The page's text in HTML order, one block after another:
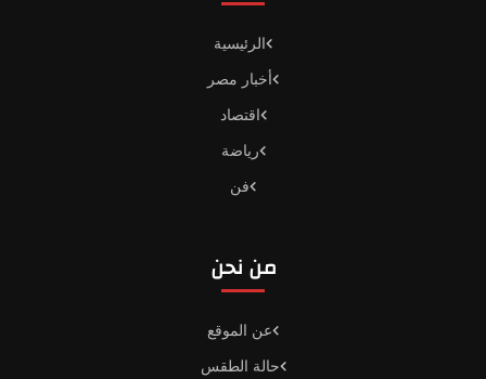
الرئيسية
أخبار مصر
اقتصاد
رياضة
فن
من نحن
عن الموقع
حالة الطقس